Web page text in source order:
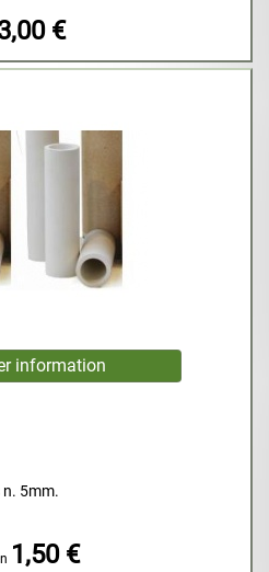
€
5mm.
1,50 €